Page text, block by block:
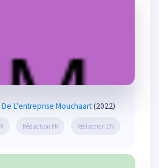
De L'entreprise Mouchaart(2022)
Rédaction FR Rédaction EN